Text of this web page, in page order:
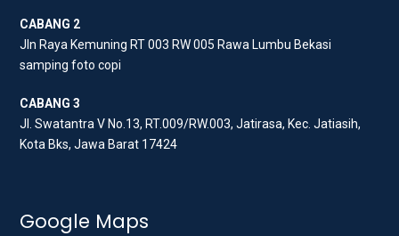
CABANG 2
Jln Raya Kemuning RT 003 RW 005 Rawa Lumbu Bekasi
samping foto copi
CABANG 3
Jl. Swatantra V No.13, RT.009/RW.003, Jatirasa, Kec. Jatiasih,
Kota Bks, Jawa Barat 17424
Google Maps